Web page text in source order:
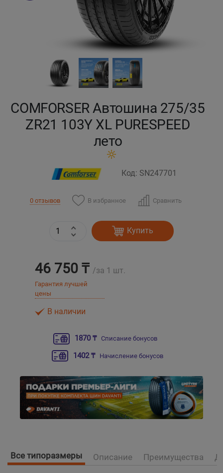
COMFORSER Автошина 275/35
ZR21 103Y XL PURESPEED
лето
Код: SN247701
0 отзывов В избранное Сравнить
Купить
46 750 ₸ /за 1 шт.
Гарантия лучшей
цены
В наличии
1870 ₸ Списание бонусов
1402 ₸ Начисление бонусов
Все типоразмеры Описание Преимущества
Кызылорда
Петропавловск
Талдыкорган
Тараз
Усть-Каменогорск
Шымкент